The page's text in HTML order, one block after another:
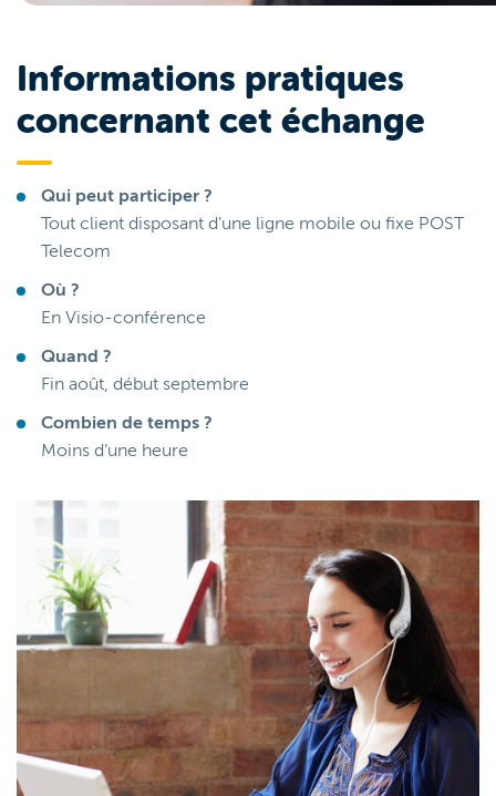
Informations pratiques
concernant cet échange
Qui peut participer ?
Tout client disposant d’une ligne mobile ou fixe POST
Telecom
Où ?
En Visio-conférence
Quand ?
Fin août, début septembre
Combien de temps ?
Moins d’une heure